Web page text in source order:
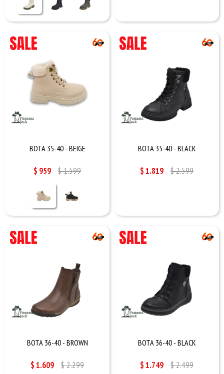
BOTA 35-40 - BEIGE
$ 959 $1.599
BOTA 35-40 - BLACK
$1.819 $2.599
BOTA 36-40 - BROWN
$1.609 $2.299
BOTA 36-40 - BLACK
$1.749 $2.499